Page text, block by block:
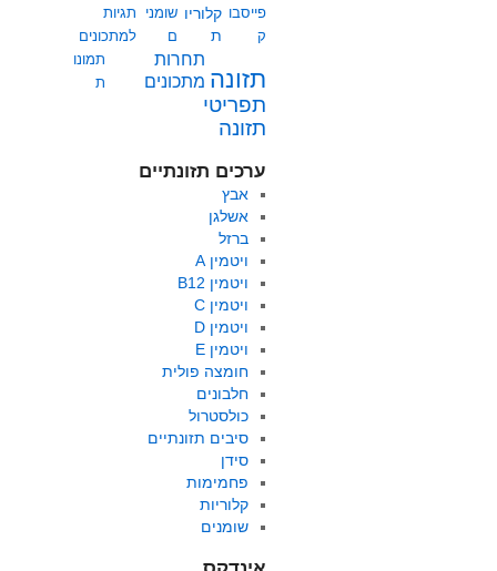
פייסבו
ק
קלוריו
ת
שומני
ם
תגיות
למתכונים
תזונה
תחרות
מתכונים
תמונו
ת
תפריטי
תזונה
ערכים תזונתיים
אבץ
אשלגן
ברזל
ויטמין A
ויטמין B12
ויטמין C
ויטמין D
ויטמין E
חומצה פולית
חלבונים
כולסטרול
סיבים תזונתיים
סידן
פחמימות
קלוריות
שומנים